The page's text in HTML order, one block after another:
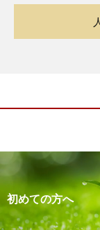
初めての方へ